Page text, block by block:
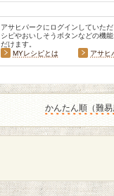
アサヒパークにログインしていた
シピやおいしそうボタンなどの機
だけます。
MYレシピとは
アサヒ
かんたん順（難易